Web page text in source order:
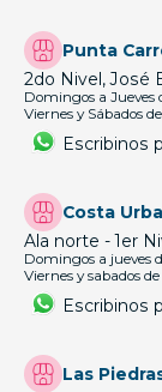
Punta
2do Nivel, José
Domingos a Jueves
Viernes y Sábados
Escribinos
Costa
Ala norte - 1er
Domingos a jueves
Viernes y sabados
Escribinos
Las